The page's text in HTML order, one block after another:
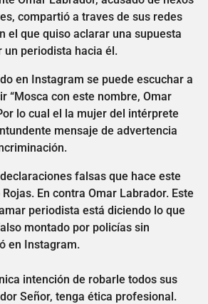
compartió a traves de sus redes
el que quiso aclarar una supuesta
un periodista hacia él.
en Instagram se puede escuchar a
“Mosca con este nombre, Omar
lo cual el la mujer del intérprete
mensaje de advertencia
falsas que hace este
En contra Omar Labrador. Este
periodista está diciendo lo que
montado por policías sin
en Instagram.
intención de robarle todos sus
Señor, tenga ética profesional.